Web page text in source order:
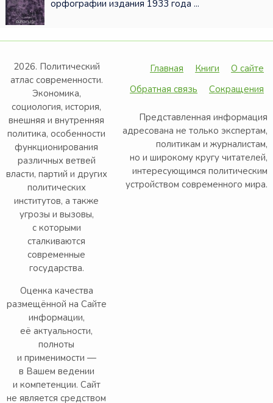
орфографии издания 1933 года ...
2026. Политический
атлас современности.
Экономика,
социология, история,
внешняя и внутренняя
политика, особенности
функционирования
различных ветвей
власти, партий и других
политических
институтов, а также
угрозы и вызовы,
с которыми
сталкиваются
современные
государства.
Оценка качества
размещённой на Сайте
информации,
её актуальности,
полноты
и применимости —
в Вашем ведении
и компетенции. Сайт
не является средством
Главная Книги
О сайте
Обратная связь
Сокращения
Представленная информация
адресована не только экспертам,
политикам и журналистам,
но и широкому кругу читателей,
интересующимся политическим
устройством современного мира.